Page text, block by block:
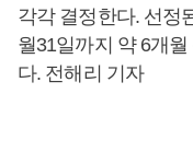
각각 결정한다. 선정
월31일까지 약 6개
다. 전해리 기자